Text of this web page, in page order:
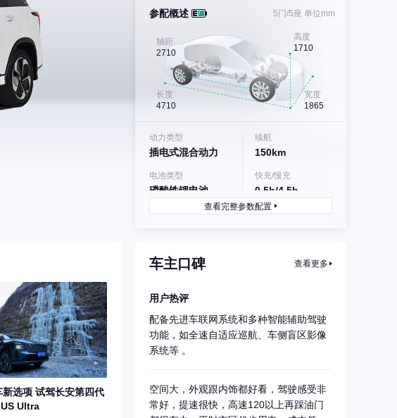
参配概述 5门/5座 单位mm
轴距
2710
高度
1710
长度
4710
宽度
1865
动力类型
插电式混合动力
续航
150km
电池类型
磷酸铁锂电池
快充/慢充
0.5h/4.5h
查看完整参数配置
新选项 试驾长安第四代
Ultra
车主口碑 查看更多
用户热评
配备先进车联网系统和多种智能辅助驾驶
功能，如全速自适应巡航、车侧盲区影像
系统等 。
空间大，外观跟内饰都好看，驾驶感受非
常好，提速很快，高速120以上再踩油门